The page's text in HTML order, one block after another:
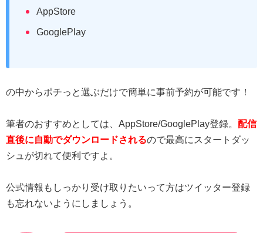
AppStore
GooglePlay
の中からポチっと選ぶだけで簡単に事前予約が可能です！
筆者のおすすめとしては、AppStore/GooglePlay登録。 配信
直後に自動でダウンロードされる
ので最高にスタートダッ
シュが切れて便利ですよ。
公式情報もしっかり受け取りたいって方はツイッター登録
も忘れないようにしましょう。